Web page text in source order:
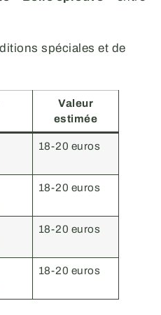
spéciales et de
Valeur
estimée
18-20 euros
18-20 euros
18-20 euros
18-20 euros